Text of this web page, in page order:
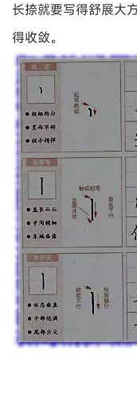
长捺就要写得舒展大
得收敛。